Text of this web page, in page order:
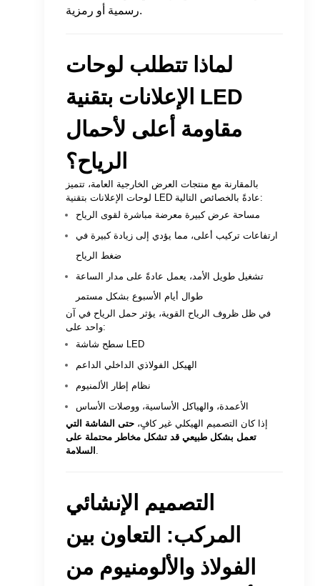
رسمية أو رمزية.
لماذا تتطلب لوحات
الإعلانات بتقنية LED
مقاومة أعلى لأحمال
الرياح؟
بالمقارنة مع منتجات العرض الخارجية العامة، تتميز
لوحات الإعلانات بتقنية LED عادةً بالخصائص التالية:
مساحة عرض كبيرة معرضة مباشرة لقوى الرياح
ارتفاعات تركيب أعلى، مما يؤدي إلى زيادة كبيرة في
ضغط الرياح
تشغيل طويل الأمد، يعمل عادةً على مدار الساعة
طوال أيام الأسبوع بشكل مستمر
في ظل ظروف الرياح القوية، يؤثر حمل الرياح في آن
واحد على:
سطح شاشة LED
الهيكل الفولاذي الداخلي الداعم
نظام إطار الألمنيوم
الأعمدة، والهياكل الأساسية، ووصلات الأساس
إذا كان التصميم الهيكلي غير كافٍ، حتى الشاشة التي
تعمل بشكل طبيعي قد تشكل مخاطر محتملة على
السلامة
التصميم الإنشائي
المركب: التعاون بين
الفولاذ والألومنيوم من